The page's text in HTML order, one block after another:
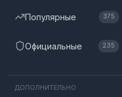
Популярные 375
Официальные 235
ДОПОЛНИТЕЛЬНО